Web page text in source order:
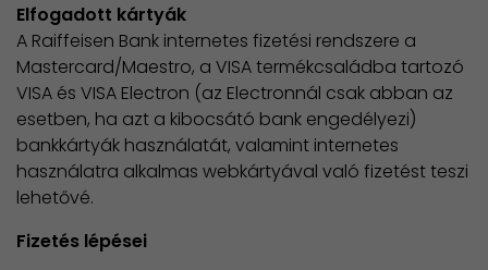
Elfogadott kártyák
A Raiffeisen Bank internetes fizetési rendszere a
Mastercard/Maestro, a VISA termékcsaládba tartozó
VISA és VISA Electron (az Electronnál csak abban az
esetben, ha azt a kibocsátó bank engedélyezi)
bankkártyák használatát, valamint internetes
használatra alkalmas webkártyával való fizetést teszi
lehetővé.
Fizetés lépései